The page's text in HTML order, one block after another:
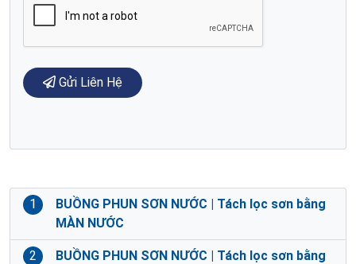
Gửi Liên Hệ
1
BUỒNG PHUN SƠN NƯỚC | Tách lọc sơn bằng
MÀN NƯỚC
2
BUỒNG PHUN SƠN NƯỚC | Tách lọc sơn bằng